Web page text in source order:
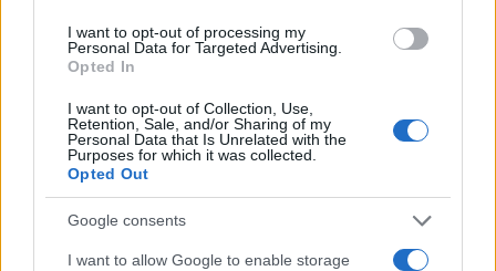
I want to opt-out of processing my
Personal Data for Targeted Advertising.
Opted In
I want to opt-out of Collection, Use,
Retention, Sale, and/or Sharing of my
Personal Data that Is Unrelated with the
Purposes for which it was collected.
Opted Out
Google consents
I want to allow Google to enable storage